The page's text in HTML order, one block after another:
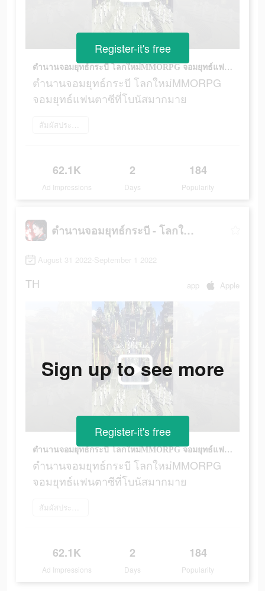
ตำนานจอมยุทธ์กระบี โลกใหม่MMORPG จอมยุทธ์แฟนตาซีที่โบนัสมากมาย
ตำนานจอมยุทธ์กระบี โลกใหม่MMORPG
จอมยุทธ์แฟนตาซีที่โบนัสมากมาย
สัมผัสประสบการณ์เลย
62.1K
Ad Impressions
2
Days
184
Popularity
Register-it's free
ตำนานจอมยุทธ์กระบี - โลกใหม่
August 31 2022-September 1 2022
TH app Apple
ตำนานจอมยุทธ์กระบี โลกใหม่MMORPG จอมยุทธ์แฟนตาซีที่โบนัสมากมาย
ตำนานจอมยุทธ์กระบี โลกใหม่MMORPG
จอมยุทธ์แฟนตาซีที่โบนัสมากมาย
สัมผัสประสบการณ์เลย
62.1K
Ad Impressions
2
Days
184
Popularity
Sign up to see more
Register-it's free